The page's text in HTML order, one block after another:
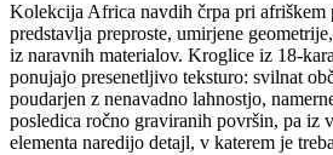
Kolekcija Africa navdih črpa pri afriškem
predstavlja preproste, umirjene
iz naravnih materialov. Kroglice iz 18-
ponujajo presenetljivo teksturo: svilnat
poudarjen z nenavadno lahnostjo,
posledica ročno graviranih površin, pa iz
elementa naredijo detajl, v katerem je